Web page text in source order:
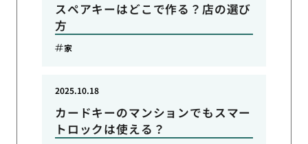
スペアキーはどこで作る？店の選び
方
家
カードキーのマンションでもスマー
トロックは使える？
2025.10.18